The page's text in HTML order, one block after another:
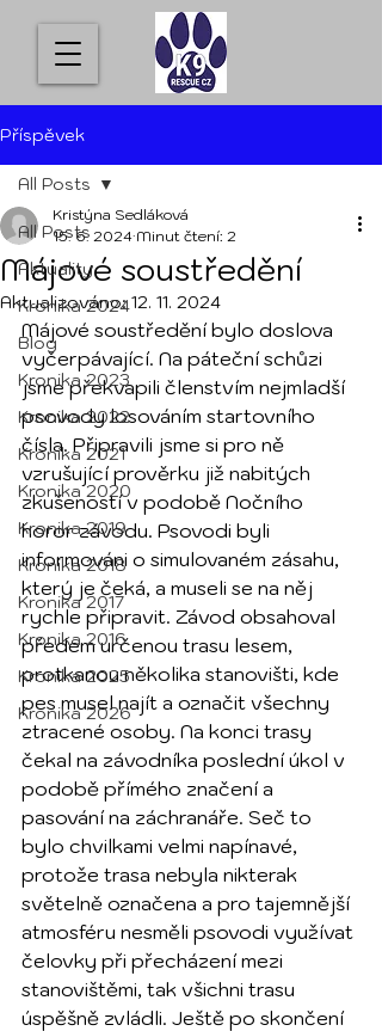
Příspěvek
All Posts
Aktuality
Kronika 2024
Blog
Kronika 2023
Kronika 2022
Kronika 2021
Kronika 2020
Kronika 2019
Kronika 2018
Kronika 2017
Kronika 2016
Kronika 2025
Kronika 2026
All Posts
Májové soustředění
Kristýna Sedláková
15. 6. 2024 Minut čtení: 2
Aktualizováno:12. 11. 2024
Májové soustředění bylo doslova
vyčerpávající. Na páteční schůzi
jsme překvapili členstvím nejmladší
psovody losováním startovního
čísla. Připravili jsme si pro ně
vzrušující prověrku již nabitých
zkušeností v podobě Nočního
horor závodu. Psovodi byli
informováni o simulovaném zásahu,
který je čeká, a museli se na něj
rychle připravit. Závod obsahoval
předem určenou trasu lesem,
protkanou několika stanovišti, kde
pes musel najít a označit všechny
ztracené osoby. Na konci trasy
čekal na závodníka poslední úkol v
podobě přímého značení a
pasování na záchranáře. Seč to
bylo chvilkami velmi napínavé,
protože trasa nebyla nikterak
světelně označena a pro tajemnější
atmosféru nesměli psovodi využívat
čelovky při přecházení mezi
stanovištěmi, tak všichni trasu
úspěšně zvládli. Ještě po skončení